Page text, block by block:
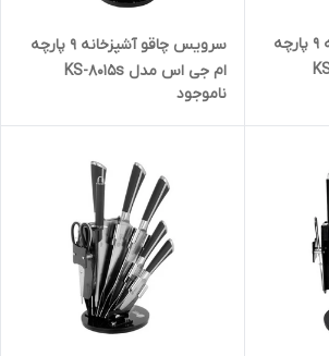
سرویس چاقو آشپزخانه 9 پارچه
سرویس چاقو آشپزخانه 9 پارچه
ام جی اس مدل KS-8015s
ناموجود